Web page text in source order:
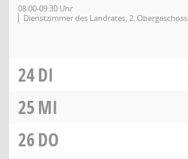
08:00-09:30 Uhr
Dienstzimmer des Landrates, 2. Obergeschoss
24DI
25MI
26DO